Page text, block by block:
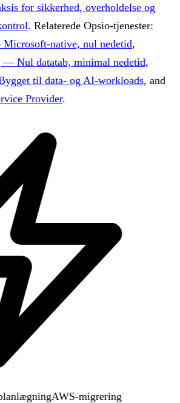
for sikkerhed, overholdelse og
. Relaterede Opsio-tjenester:
native, nul nedetid,
— Nul datatab, minimal nedetid,
til data- og AI-workloads, and
Provider.
AWS-migrering